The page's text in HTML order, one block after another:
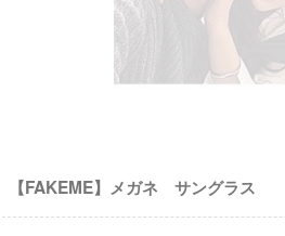
【FAKEME】メガネ サングラス